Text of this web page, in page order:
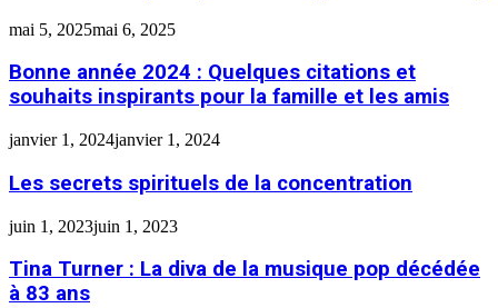
mai 5, 2025mai 6, 2025
Bonne année 2024 : Quelques citations et
souhaits inspirants pour la famille et les amis
janvier 1, 2024janvier 1, 2024
Les secrets spirituels de la concentration
juin 1, 2023juin 1, 2023
Tina Turner : La diva de la musique pop décédée
à 83 ans